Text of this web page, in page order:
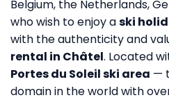
Belgium, the Netherlands,
who wish to enjoy aski
with the authenticity and
rental in Châtel. Located
Portes du Soleil ski area —
domain in the world with